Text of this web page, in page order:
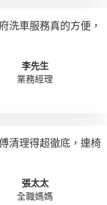
洗車服務真的方便，
李先生
業務經理
清理得超徹底，連椅
張太太
全職媽媽